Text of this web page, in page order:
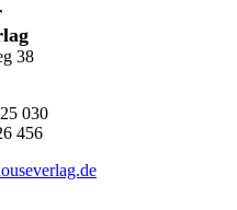
38
030
456